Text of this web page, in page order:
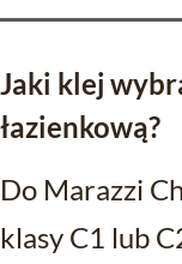
Jaki klej
łazienkową?
Do Marazzi
klasy C1 lub